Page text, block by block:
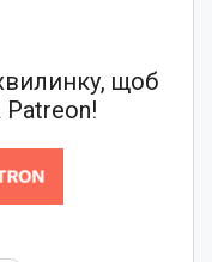
щоб
Patreon!